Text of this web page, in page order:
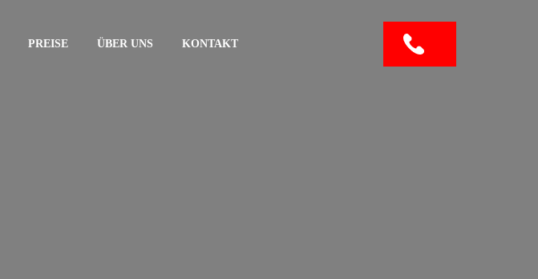
PREISE ÜBER UNS KONTAKT